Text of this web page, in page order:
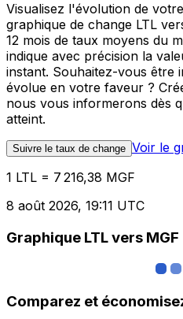
Visualisez l'évolution de
graphique de change LTL
12 mois de taux moyens du
indique avec précision la
instant. Souhaitez-vous être
évolue en votre faveur ?
nous vous informerons dès
atteint.
Suivre le taux de change Voir le
1 LTL = 7 216,38 MGF
8 août 2026, 19:11 UTC
Graphique LTL vers MGF
Comparez et